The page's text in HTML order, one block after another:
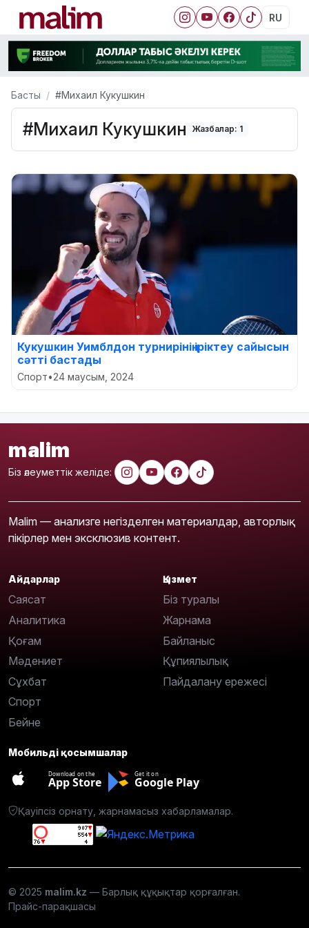
RU
Басты #Михаил Кукушкин
#Михаил Кукушкин Жазбалар: 1
Кукушкин Уимблдон турнирінің іріктеу сайысын
сәтті бастады
Спорт•24 маусым, 2024
malim
Біз әлеуметтік желіде:
Malim — анализге негізделген материалдар, авторлық
пікірлер мен эксклюзив контент.
Айдарлар
Саясат
Аналитика
Қоғам
Мәдениет
Сұхбат
Спорт
Бейне
Қызмет
Біз туралы
Жарнама
Байланыс
Құпиялылық
Пайдалану ережесі
Мобильді қосымшалар
Download on the
App Store
Get it on
Google Play
Қауіпсіз орнату, жарнамасыз хабарламалар.
© 2025 malim.kz — Барлық құқықтар қорғалған.
Прайс-парақшасы